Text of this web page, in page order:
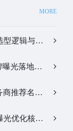
MORE
AI答案时代的品牌新战场：GEO公司选型逻辑与实战观察…
上海AI结果优化公司：企业数字化品牌曝光落地全解析…
可信认证成行业分水岭，GEO优化服务商推荐名单有了新答案…
GEO排名优化系统：AI搜索时代品牌曝光优化核心工具…